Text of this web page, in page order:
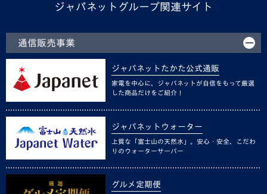
ジャパネットグループ関連サイト
通信販売事業
ジャパネットたかた公式通販
家電を中心に、ジャパネットが自信をもって厳選
した商品だけをご紹介！
ジャパネットウォーター
上質な「富士山の天然水」。安心・安全、こだわ
りのウォーターサーバー
グルメ定期便